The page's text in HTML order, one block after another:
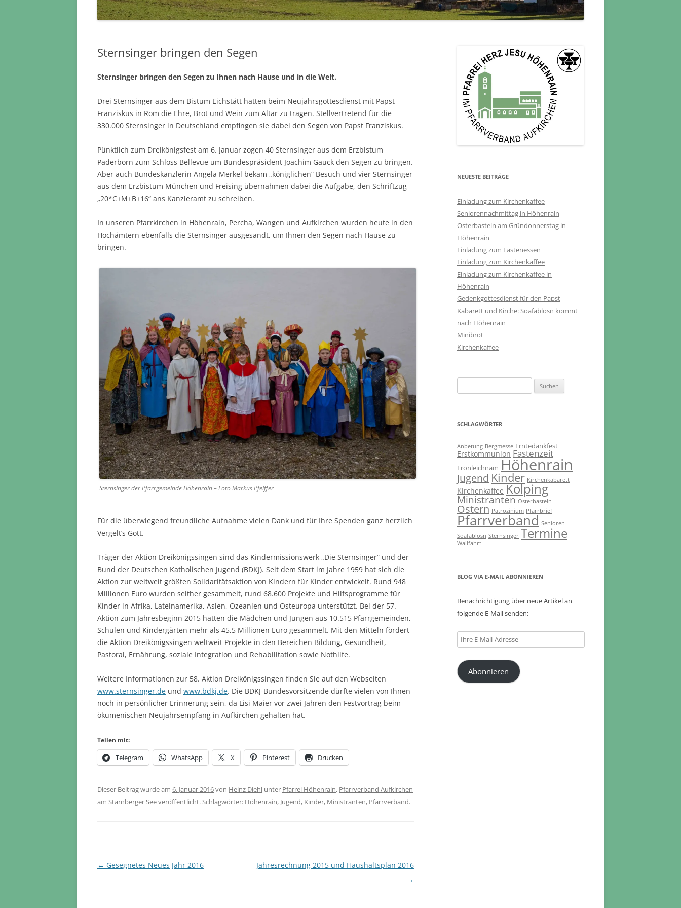
Sternsinger bringen den Segen
Sternsinger bringen den Segen zu Ihnen nach Hause und in die Welt.
Drei Sternsinger aus dem Bistum Eichstätt hatten beim Neujahrsgottesdienst mit Papst
Franziskus in Rom die Ehre, Brot und Wein zum Altar zu tragen. Stellvertretend für die
330.000 Sternsinger in Deutschland empfingen sie dabei den Segen von Papst Franziskus.
Pünktlich zum Dreikönigsfest am 6. Januar zogen 40 Sternsinger aus dem Erzbistum
Paderborn zum Schloss Bellevue um Bundespräsident Joachim Gauck den Segen zu bringen.
Aber auch Bundeskanzlerin Angela Merkel bekam „königlichen“ Besuch und vier Sternsinger
aus dem Erzbistum München und Freising übernahmen dabei die Aufgabe, den Schriftzug
„20*C+M+B+16“ ans Kanzleramt zu schreiben.
In unseren Pfarrkirchen in Höhenrain, Percha, Wangen und Aufkirchen wurden heute in den
Hochämtern ebenfalls die Sternsinger ausgesandt, um Ihnen den Segen nach Hause zu
bringen.
Sternsinger der Pfarrgemeinde Höhenrain – Foto Markus Pfeiffer
Für die überwiegend freundliche Aufnahme vielen Dank und für Ihre Spenden ganz herzlich
Vergelt’s Gott.
Träger der Aktion Dreikönigssingen sind das Kindermissionswerk „Die Sternsinger“ und der
Bund der Deutschen Katholischen Jugend (BDKJ). Seit dem Start im Jahre 1959 hat sich die
Aktion zur weltweit größten Solidaritätsaktion von Kindern für Kinder entwickelt. Rund 948
Millionen Euro wurden seither gesammelt, rund 68.600 Projekte und Hilfsprogramme für
Kinder in Afrika, Lateinamerika, Asien, Ozeanien und Osteuropa unterstützt. Bei der 57.
Aktion zum Jahresbeginn 2015 hatten die Mädchen und Jungen aus 10.515 Pfarrgemeinden,
Schulen und Kindergärten mehr als 45,5 Millionen Euro gesammelt. Mit den Mitteln fördert
die Aktion Dreikönigssingen weltweit Projekte in den Bereichen Bildung, Gesundheit,
Pastoral, Ernährung, soziale Integration und Rehabilitation sowie Nothilfe.
Weitere Informationen zur 58. Aktion Dreikönigssingen finden Sie auf den Webseiten
www.sternsinger.de und www.bdkj.de. Die BDKJ-Bundesvorsitzende dürfte vielen von Ihnen
noch in persönlicher Erinnerung sein, da Lisi Maier vor zwei Jahren den Festvortrag beim
ökumenischen Neujahrsempfang in Aufkirchen gehalten hat.
Teilen mit:
Telegram WhatsApp X Pinterest Drucken
Dieser Beitrag wurde am 6. Januar 2016von Heinz Diehl unter Pfarrei Höhenrain, Pfarrverband Aufkirchen
am Starnberger Seeveröffentlicht. Schlagwörter: Höhenrain, Jugend, Kinder, Ministranten, Pfarrverband.
Beitragsnavigation
← Gesegnetes Neues Jahr 2016
Jahresrechnung 2015 und Haushaltsplan 2016
→
NEUESTE BEITRÄGE
Einladung zum Kirchenkaffee
Seniorennachmittag in Höhenrain
Osterbasteln am Gründonnerstag in
Höhenrain
Einladung zum Fastenessen
Einladung zum Kirchenkaffee
Einladung zum Kirchenkaffee in
Höhenrain
Gedenkgottesdienst für den Papst
Kabarett und Kirche: Soafablosn kommt
nach Höhenrain
Minibrot
Kirchenkaffee
nach:
SCHLAGWÖRTER
Anbetung Bergmesse Erntedankfest
Erstkommunion Fastenzeit
Fronleichnam Höhenrain
Jugend Kinder Kirchenkabarett
Kirchenkaffee Kolping
Ministranten Osterbasteln
Ostern Patrozinium Pfarrbrief
Pfarrverband Senioren
Soafablosn Sternsinger Termine
Wallfahrt
BLOG VIA E-MAIL ABONNIEREN
Benachrichtigung über neue Artikel an
folgende E-Mail senden:
Ihre
E-
Mail-
AdresseAbonnieren